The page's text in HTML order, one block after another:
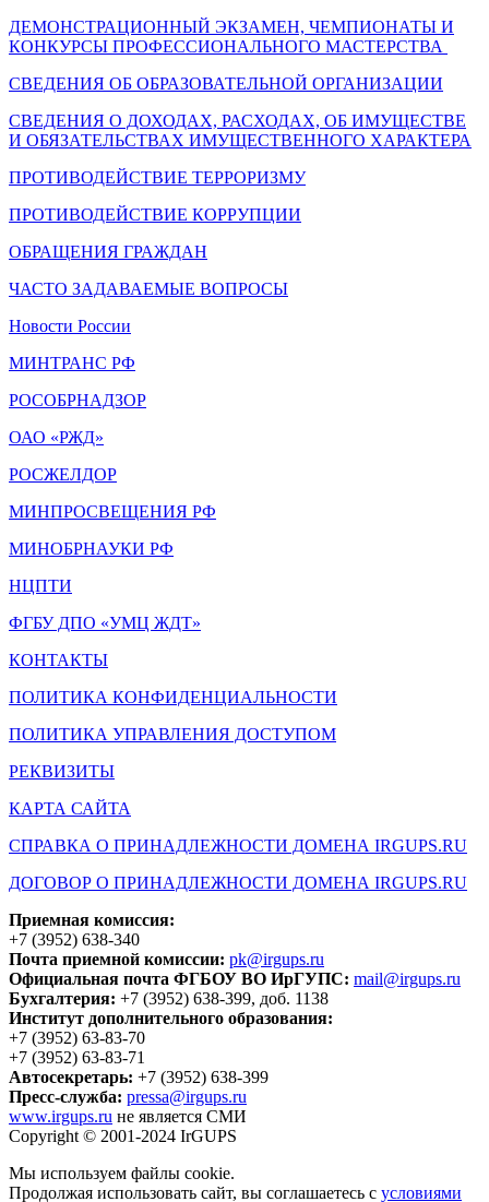
ДЕМОНСТРАЦИОННЫЙ ЭКЗАМЕН, ЧЕМПИОНАТЫ И
КОНКУРСЫ ПРОФЕССИОНАЛЬНОГО МАСТЕРСТВА
СВЕДЕНИЯ ОБ ОБРАЗОВАТЕЛЬНОЙ ОРГАНИЗАЦИИ
СВЕДЕНИЯ О ДОХОДАХ, РАСХОДАХ, ОБ ИМУЩЕСТВЕ
И ОБЯЗАТЕЛЬСТВАХ ИМУЩЕСТВЕННОГО ХАРАКТЕРА
ПРОТИВОДЕЙСТВИЕ ТЕРРОРИЗМУ
ПРОТИВОДЕЙСТВИЕ КОРРУПЦИИ
ОБРАЩЕНИЯ ГРАЖДАН
ЧАСТО ЗАДАВАЕМЫЕ ВОПРОСЫ
Новости России
МИНТРАНС РФ
РОСОБРНАДЗОР
ОАО «РЖД»
РОСЖЕЛДОР
МИНПРОСВЕЩЕНИЯ РФ
МИНОБРНАУКИ РФ
НЦПТИ
ФГБУ ДПО «УМЦ ЖДТ»
КОНТАКТЫ
ПОЛИТИКА КОНФИДЕНЦИАЛЬНОСТИ
ПОЛИТИКА УПРАВЛЕНИЯ ДОСТУПОМ
РЕКВИЗИТЫ
КАРТА САЙТА
СПРАВКА О ПРИНАДЛЕЖНОСТИ ДОМЕНА IRGUPS.RU
ДОГОВОР О ПРИНАДЛЕЖНОСТИ ДОМЕНА IRGUPS.RU
Приемная комиссия:
+7 (3952) 638-340
Почта приемной комиссии: pk@irgups.ru
Официальная почта ФГБОУ ВО ИрГУПС: mail@irgups.ru
Бухгалтерия: +7 (3952) 638-399, доб. 1138
Институт дополнительного образования:
+7 (3952) 63-83-70
+7 (3952) 63-83-71
Автосекретарь: +7 (3952) 638-399
Пресс-служба: pressa@irgups.ru
www.irgups.ru не является СМИ
Copyright © 2001-2024 IrGUPS
Мы используем файлы cookie.
Продолжая использовать сайт, вы соглашаетесь с условиями